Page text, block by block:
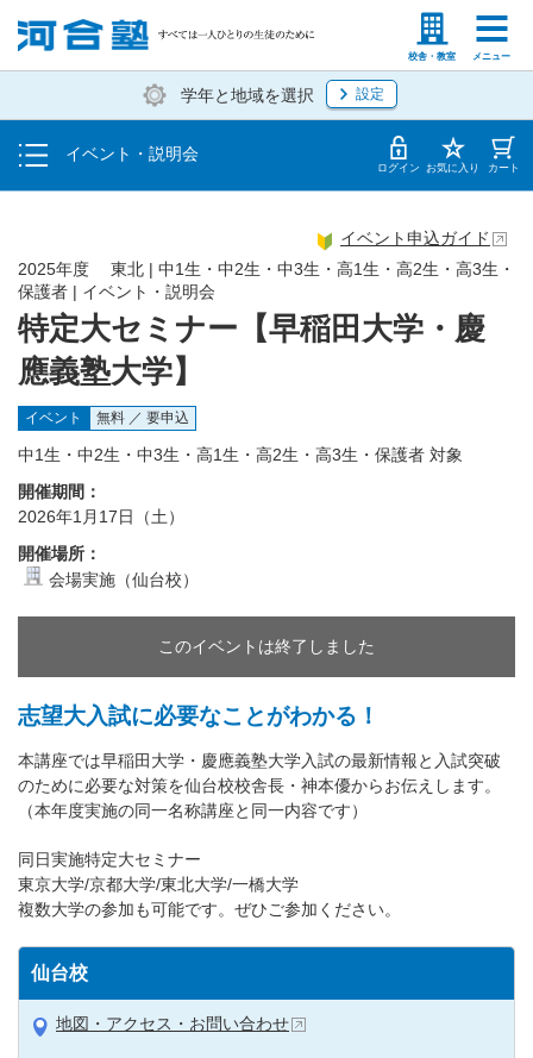
校舎・教室 メニュー
塾生の方 高等学校の先生
学年と地域を選択 設定
イベント・説明会
入塾説明会
体験授業 ログイン お気に入り カート
特定大セミナー【早稲田大学・慶
應義塾大学】
2025年度 東北 | 中1生・中2生・中3生・高1生・高2生・高3生・
保護者 | イベント・説明会
イベント申込ガイド
イベント 無料 ／ 要申込
中1生・中2生・中3生・高1生・高2生・高3生・保護者 対象
開催期間：
2026年1月17日（土）
開催場所：
会場実施（仙台校）
このイベントは終了しました
志望大入試に必要なことがわかる！
本講座では早稲田大学・慶應義塾大学入試の最新情報と入試突破
のために必要な対策を仙台校校舎長・神本優からお伝えします。
（本年度実施の同一名称講座と同一内容です）
同日実施特定大セミナー
東京大学/京都大学/東北大学/一橋大学
複数大学の参加も可能です。ぜひご参加ください。
仙台校
地図・アクセス・お問い合わせ